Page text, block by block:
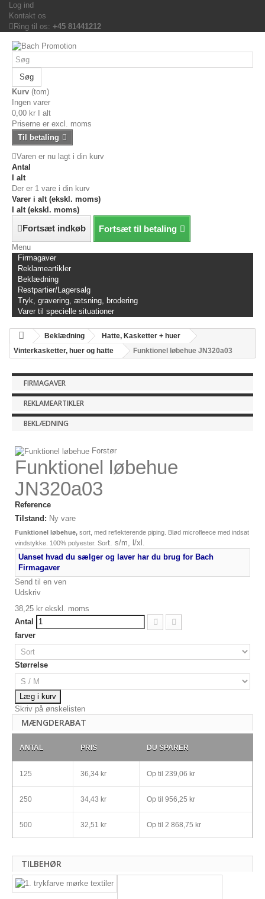
Log ind
Kontakt os
Ring til os: +45 81441212
Søg
Kurv (tom)
Ingen varer
0,00 kr
I alt
Priserne er excl. moms
Til betaling
Varen er nu lagt i din kurv
Antal
I alt
Der er 1 vare i din kurv
Varer i alt (ekskl. moms)
I alt (ekskl. moms)
Fortsæt indkøb Fortsæt til betaling
Menu
Firmagaver
Reklameartikler
Beklædning
Restpartier/Lagersalg
Tryk, gravering, ætsning, brodering
Varer til specielle situationer
Beklædning
Hatte, Kasketter + huer
Vinterkasketter, huer og hatte
Funktionel løbehue JN320a03
FIRMAGAVER
REKLAMEARTIKLER
BEKLÆDNING
Forstør
Funktionel løbehue
JN320a03
Reference
Tilstand: Ny vare
Funktionel løbehue, sort, med reflekterende piping. Blød microfleece med indsat
vindstykke. 100% polyester. Sort. s/m, l/xl.
Uanset hvad du sælger og laver har du brug for Bach
Firmagaver
Send til en ven
Udskriv
38,25 kr ekskl. moms
Antal
farver
Størrelse
Læg i kurv
Skriv på ønskelisten
MÆNGDERABAT
ANTAL PRIS DU SPARER
125 36,34 kr Op til 239,06 kr
250 34,43 kr Op til 956,25 kr
500 32,51 kr Op til 2 868,75 kr
TILBEHØR